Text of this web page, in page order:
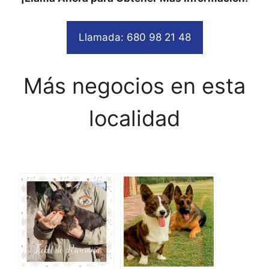
Llamada: 680 98 21 48
Más negocios en esta
localidad